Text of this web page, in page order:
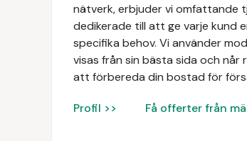
nätverk, erbjuder vi omfattande
dedikerade till att ge varje kund
specifika behov. Vi använder
visas från sin bästa sida och når
att förbereda din bostad för
Profil >> Få offerter från